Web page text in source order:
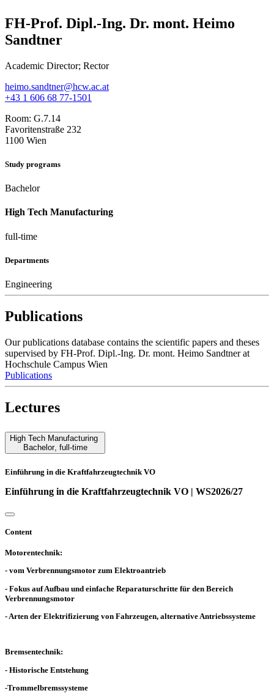
FH-Prof. Dipl.-Ing. Dr. mont. Heimo
Sandtner
Academic Director; Rector
heimo.sandtner@hcw.ac.at
+43 1 606 68 77-1501
Room: G.7.14
Favoritenstraße 232
1100 Wien
Study programs
Bachelor
High Tech Manufacturing
full-time
Departments
Engineering
Publications
Our publications database contains the scientific papers and theses
supervised by FH-Prof. Dipl.-Ing. Dr. mont. Heimo Sandtner at
Hochschule Campus Wien
Publications
Lectures
High Tech Manufacturing
Bachelor, full-time
Einführung in die Kraftfahrzeugtechnik VO
Einführung in die Kraftfahrzeugtechnik VO | WS2026/27
Content
Motorentechnik:
- vom Verbrennungsmotor zum Elektroantrieb
- Fokus auf Aufbau und einfache Reparaturschritte für den Bereich
Verbrennungsmotor
- Arten der Elektrifizierung von Fahrzeugen, alternative Antriebssysteme
Bremsentechnik:
- Historische Entstehung
-Trommelbremssysteme